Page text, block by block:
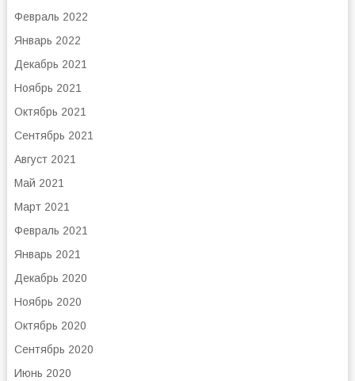
Февраль 2022
Январь 2022
Декабрь 2021
Ноябрь 2021
Октябрь 2021
Сентябрь 2021
Август 2021
Май 2021
Март 2021
Февраль 2021
Январь 2021
Декабрь 2020
Ноябрь 2020
Октябрь 2020
Сентябрь 2020
Июнь 2020